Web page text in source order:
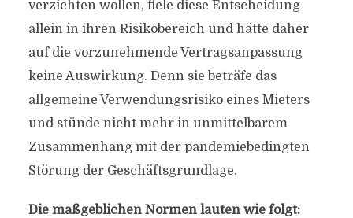
verzichten wollen, fiele diese Entscheidung
allein in ihren Risikobereich und hätte daher
auf die vorzunehmende Vertragsanpassung
keine Auswirkung. Denn sie beträfe das
allgemeine Verwendungsrisiko eines Mieters
und stünde nicht mehr in unmittelbarem
Zusammenhang mit der pandemiebedingten
Störung der Geschäftsgrundlage.
Die maßgeblichen Normen lauten wie folgt: